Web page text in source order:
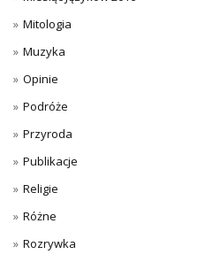
Mitologia
Muzyka
Opinie
Podróże
Przyroda
Publikacje
Religie
Różne
Rozrywka